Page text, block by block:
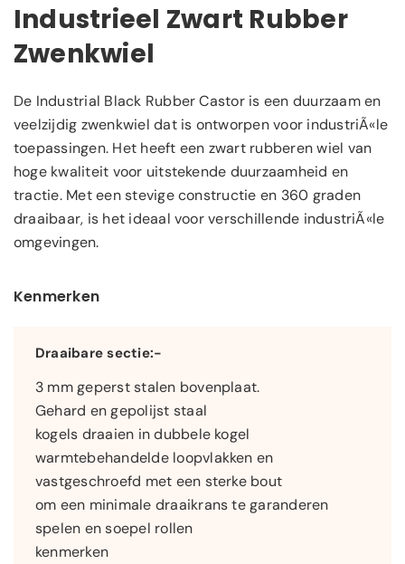
Industrieel Zwart Rubber
Zwenkwiel
De Industrial Black Rubber Castor is een duurzaam en
veelzijdig zwenkwiel dat is ontworpen voor industriÃ«le
toepassingen. Het heeft een zwart rubberen wiel van
hoge kwaliteit voor uitstekende duurzaamheid en
tractie. Met een stevige constructie en 360 graden
draaibaar, is het ideaal voor verschillende industriÃ«le
omgevingen.
Kenmerken
Draaibare sectie:-
3 mm geperst stalen bovenplaat.
Gehard en gepolijst staal
kogels draaien in dubbele kogel
warmtebehandelde loopvlakken en
vastgeschroefd met een sterke bout
om een minimale draaikrans te garanderen
spelen en soepel rollen
kenmerken